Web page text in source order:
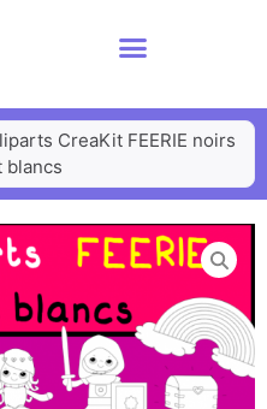
CreaKit FEERIE noirs
blancs